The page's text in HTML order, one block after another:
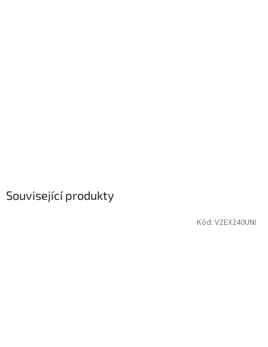
Související produkty
Kód: VZEX240UNI